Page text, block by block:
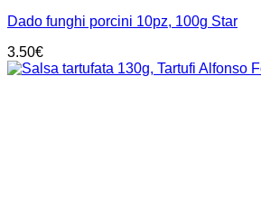
Dado funghi porcini 10pz, 100g Star
3.50€